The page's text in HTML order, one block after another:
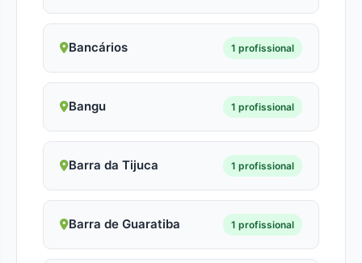
Bancários 1 profissional
Bangu 1 profissional
Barra da Tijuca 1 profissional
Barra de Guaratiba 1 profissional